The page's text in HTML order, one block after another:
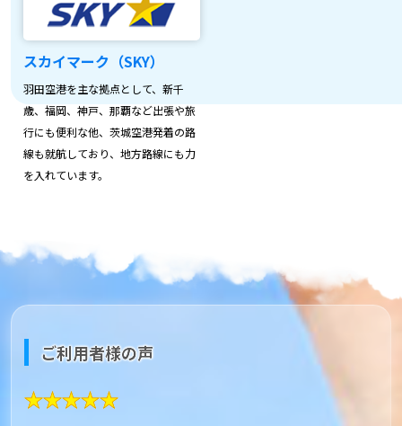
スカイマーク（SKY）
羽田空港を主な拠点として、新千
歳、福岡、神戸、那覇など出張や旅
行にも便利な他、茨城空港発着の路
線も就航しており、地方路線にも力
を入れています。
ご利用者様の声
★★★★★